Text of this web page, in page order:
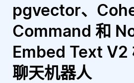
pgvector、
Command 和
Embed Text V2
聊天机器人